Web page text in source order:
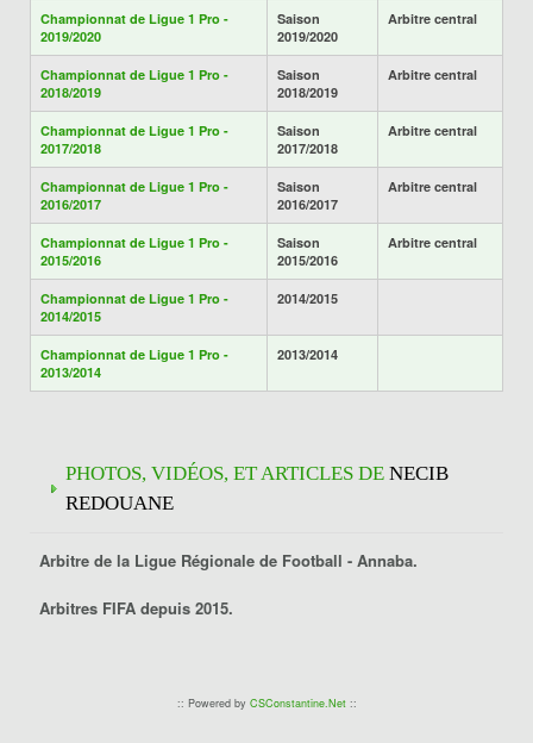
Championnat de Ligue 1 Pro -
2019/2020
Saison
2019/2020
Arbitre central
Championnat de Ligue 1 Pro -
2018/2019
Saison
2018/2019
Arbitre central
Championnat de Ligue 1 Pro -
2017/2018
Saison
2017/2018
Arbitre central
Championnat de Ligue 1 Pro -
2016/2017
Saison
2016/2017
Arbitre central
Championnat de Ligue 1 Pro -
2015/2016
Saison
2015/2016
Arbitre central
Championnat de Ligue 1 Pro -
2014/2015
2014/2015
Championnat de Ligue 1 Pro -
2013/2014
2013/2014
PHOTOS, VIDÉOS, ET ARTICLES DE NECIB
REDOUANE
Arbitre de la Ligue Régionale de Football - Annaba.
Arbitres FIFA depuis 2015.
:: Powered by CSConstantine.Net::